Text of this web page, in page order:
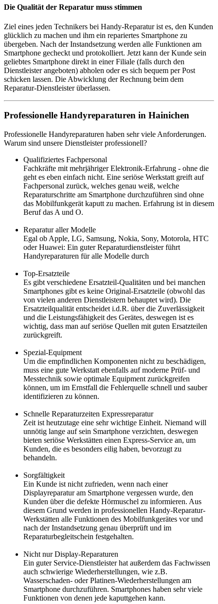
Die Qualität der Reparatur muss stimmen
Ziel eines jeden Technikers bei Handy-Reparatur ist es, den Kunden
glücklich zu machen und ihm ein repariertes Smartphone zu
übergeben. Nach der Instandsetzung werden alle Funktionen am
Smartphone gecheckt und protokolliert. Jetzt kann der Kunde sein
geliebtes Smartphone direkt in einer Filiale (falls durch den
Dienstleister angeboten) abholen oder es sich bequem per Post
schicken lassen. Die Abwicklung der Rechnung beim dem
Reparatur-Dienstleister überlassen.
Professionelle Handyreparaturen in Hainichen
Professionelle Handyreparaturen haben sehr viele Anforderungen.
Warum sind unsere Dienstleister professionell?
Qualifiziertes Fachpersonal
Fachkräfte mit mehrjähriger Elektronik-Erfahrung - ohne die
geht es eben einfach nicht. Eine seriöse Werkstatt greift auf
Fachpersonal zurück, welches genau weiß, welche
Reparaturschritte am Smartphone durchzuführen sind ohne
das Mobilfunkgerät kaputt zu machen. Erfahrung ist in diesem
Beruf das A und O.
Reparatur aller Modelle
Egal ob Apple, LG, Samsung, Nokia, Sony, Motorola, HTC
oder Huawei: Ein guter Reparaturdienstleister führt
Handyreparaturen für alle Modelle durch
Top-Ersatzteile
Es gibt verschiedene Ersatzteil-Qualitäten und bei manchen
Smartphones gibt es keine Original-Ersatzteile (obwohl das
von vielen anderen Dienstleistern behauptet wird). Die
Ersatzteilqualität entscheidet i.d.R. über die Zuverlässigkeit
und die Leistungsfähigkeit des Gerätes, deswegen ist es
wichtig, dass man auf seriöse Quellen mit guten Ersatzteilen
zurückgreift.
Spezial-Equipment
Um die empfindlichen Komponenten nicht zu beschädigen,
muss eine gute Werkstatt ebenfalls auf moderne Prüf- und
Messtechnik sowie optimale Equipment zurückgreifen
können, um im Ernstfall die Fehlerquelle schnell und sauber
identifizieren zu können.
Schnelle Reparaturzeiten Expressreparatur
Zeit ist heutzutage eine sehr wichtige Einheit. Niemand will
unnötig lange auf sein Smartphone verzichten, deswegen
bieten seriöse Werkstätten einen Express-Service an, um
Kunden, die es besonders eilig haben, bevorzugt zu
behandeln.
Sorgfältigkeit
Ein Kunde ist nicht zufrieden, wenn nach einer
Displayreparatur am Smartphone vergessen wurde, den
Kunden über die defekte Hörmuschel zu informieren. Aus
diesem Grund werden in professionellen Handy-Reparatur-
Werkstätten alle Funktionen des Mobilfunkgerätes vor und
nach der Instandsetzung genau überprüft und im
Reparaturbegleitschein festgehalten.
Nicht nur Display-Reparaturen
Ein guter Service-Dienstleister hat außerdem das Fachwissen
auch schwierige Wiederherstellungen, wie z.B.
Wasserschaden- oder Platinen-Wiederherstellungen am
Smartphone durchzuführen. Smartphones haben sehr viele
Funktionen von denen jede kaputtgehen kann.